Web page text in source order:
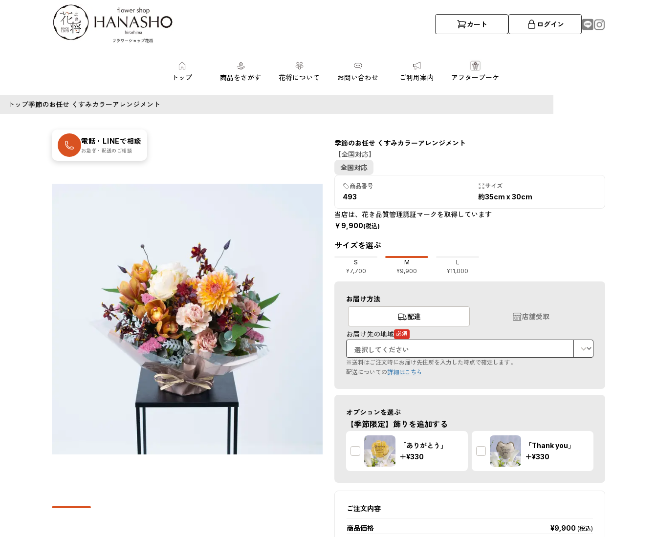
カート ログイン
トップ 商品をさがす 花将について お問い合わせ ご利用案内 アフターブーケ
トップ季節のお任せ くすみカラーアレンジメント
季節のお任せ くすみカラーアレンジメント
【全国対応】
全国対応
商品番号
493
サイズ
約35cm x 30cm
当店は、花き品質管理認証マークを取得しています
￥ 9,900(税込)
サイズを選ぶ
S
¥7,700
M
¥9,900
L
¥11,000
お届け方法
配達 店舗受取
お届け先の地域 必須
（必
須
項
目）
※送料はご注文時にお届け先住所を入力した時点で確定します。
配送についての詳細はこちら
オプションを選ぶ
【季節限定】飾りを追加する
「ありがとう」
＋¥330
「Thank you」
＋¥330
ご注文内容
商品価格 ¥9,900 (税込)
電話・LINEで相談
お急ぎ・配送のご相談